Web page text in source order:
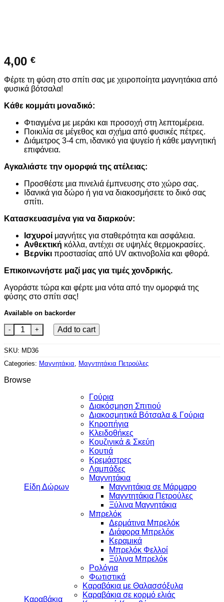
4,00 €
Φέρτε τη φύση στο σπίτι σας με χειροποίητα μαγνητάκια από
φυσικά βότσαλα!
Κάθε κομμάτι μοναδικό:
Φτιαγμένα με μεράκι και προσοχή στη λεπτομέρεια.
Ποικιλία σε μέγεθος και σχήμα από φυσικές πέτρες.
Διάμετρος 3-4 cm, ιδανικό για ψυγείο ή κάθε μαγνητική
επιφάνεια.
Αγκαλιάστε την ομορφιά της ατέλειας:
Προσθέστε μια πινελιά έμπνευσης στο χώρο σας.
Ιδανικά για δώρο ή για να διακοσμήσετε το δικό σας
σπίτι.
Κατασκευασμένα για να διαρκούν:
Ισχυροί μαγνήτες για σταθερότητα και ασφάλεια.
Ανθεκτική κόλλα, αντέχει σε υψηλές θερμοκρασίες.
Βερνίκι προστασίας από UV ακτινοβολία και φθορά.
Επικοινωνήστε μαζί μας για τιμές χονδρικής.
Αγοράστε τώρα και φέρτε μια νότα από την ομορφιά της
φύσης στο σπίτι σας!
Available on backorder
Γοργόνες quantityAdd to cart
SKU: MD36
Categories: Μαγνητάκια Μαγντητάκια Πετρούλες
Browse
Είδη Δώρων
Γούρια
Διακόσμηση Σπιτιού
Διακοσμητικά Βότσαλα & Γούρια
Κηροπήγια
Κλειδοθήκες
Κουζινικά & Σκεύη
Κουτιά
Κρεμάστρες
Λαμπάδες
Μαγνητάκια
Μαγνητάκια σε Μάρμαρο
Μαγντητάκια Πετρούλες
Ξύλινα Μαγνητάκια
Μπρελόκ
Δερμάτινα Μπρελόκ
Διάφορα Μπρελόκ
Κεραμικά
Μπρελόκ Φελλοί
Ξύλινα Μπρελόκ
Ρολόγια
Φωτιστικά
Καραβάκια
Καραβάκια με Θαλασσόξυλα
Καραβάκια σε κορμό ελιάς